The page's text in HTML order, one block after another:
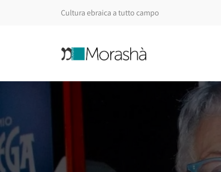
Cultura ebraica a tutto campo